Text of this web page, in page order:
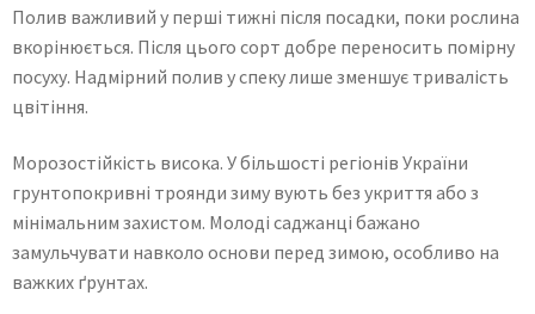
Полив важливий у перші тижні після посадки, поки рослина
вкорінюється. Після цього сорт добре переносить помірну
посуху. Надмірний полив у спеку лише зменшує тривалість
цвітіння.
Морозостійкість висока. У більшості регіонів України
грунтопокривні троянди зиму вують без укриття або з
мінімальним захистом. Молоді саджанці бажано
замульчувати навколо основи перед зимою, особливо на
важких ґрунтах.